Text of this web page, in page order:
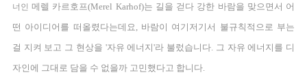
너인메렐 카르호프(Merel Karhof)는 길을 걷다 강한 바람을 맞으면서 어
떤 아이디어를 떠올렸다는데요, 바람이 여기저기서 불규칙적으로 부는
걸 지켜 보고 그 현상을 '자유 에너지'라 불렀습니다. 그 자유 에너지를 디
자인에 그대로 담을 수 없을까 고민했다고 합니다.